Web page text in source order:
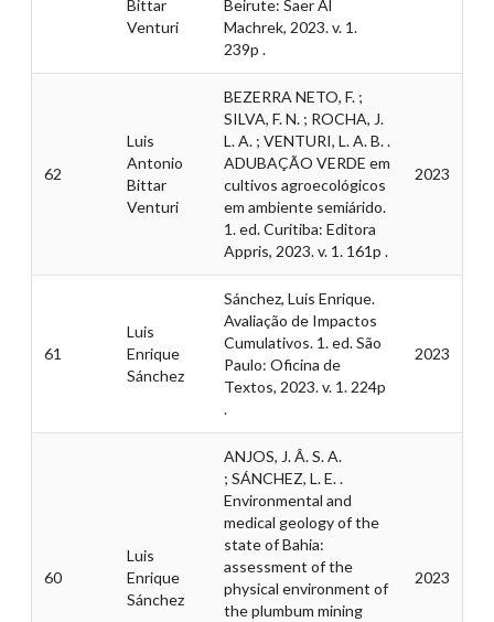
Bittar
Venturi
Beirute: Saer Al
Machrek, 2023. v. 1.
239p .
62
Luis
Antonio
Bittar
Venturi
BEZERRA NETO, F. ;
SILVA, F. N. ; ROCHA, J.
L. A. ; VENTURI, L. A. B. .
ADUBAÇÃO VERDE em
cultivos agroecológicos
em ambiente semiárido.
1. ed. Curitiba: Editora
Appris, 2023. v. 1. 161p .
2023
61
Luis
Enrique
Sánchez
Sánchez, Luis Enrique.
Avaliação de Impactos
Cumulativos. 1. ed. São
Paulo: Oficina de
Textos, 2023. v. 1. 224p
.
2023
60
Luis
Enrique
Sánchez
ANJOS, J. Â. S. A.
; SÁNCHEZ, L. E. .
Environmental and
medical geology of the
state of Bahia:
assessment of the
physical environment of
the plumbum mining
2023